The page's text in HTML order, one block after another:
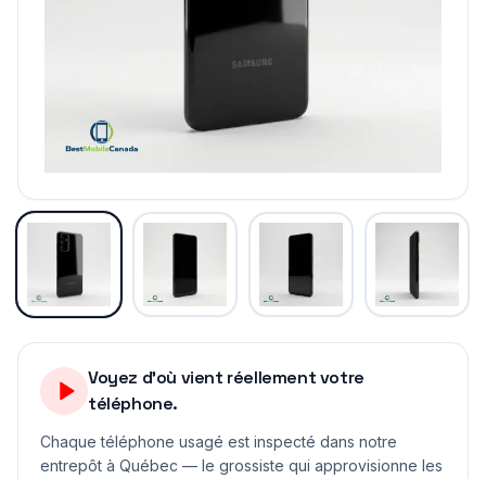
Voyez d'où vient réellement votre
téléphone.
Chaque téléphone usagé est inspecté dans notre
entrepôt à Québec — le grossiste qui approvisionne les